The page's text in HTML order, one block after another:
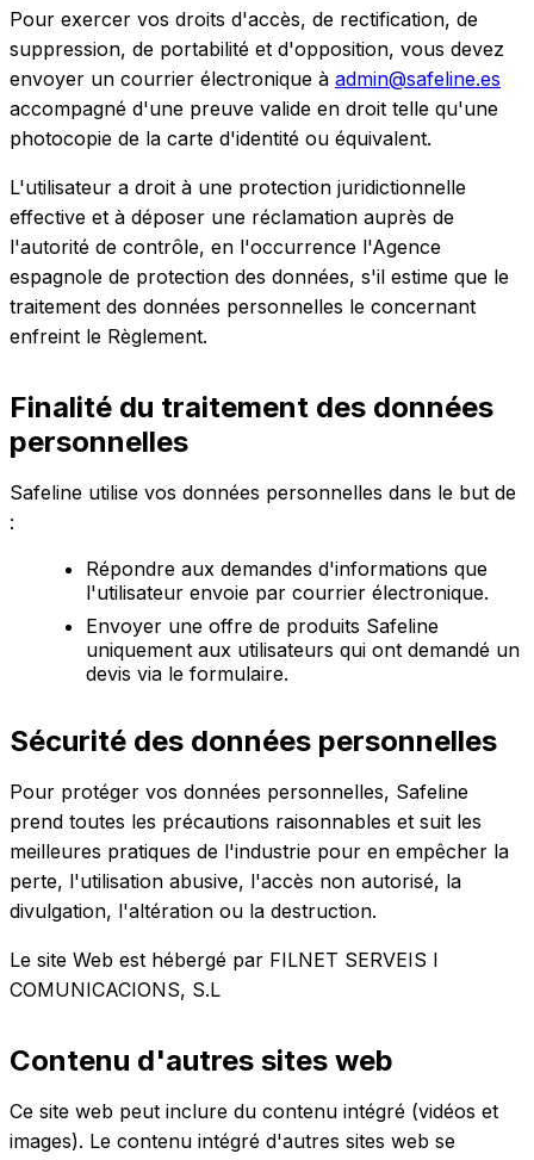
Pour exercer vos droits d'accès, de rectification, de
suppression, de portabilité et d'opposition, vous devez
envoyer un courrier électronique à admin@safeline.es
accompagné d'une preuve valide en droit telle qu'une
photocopie de la carte d'identité ou équivalent.
L'utilisateur a droit à une protection juridictionnelle
effective et à déposer une réclamation auprès de
l'autorité de contrôle, en l'occurrence l'Agence
espagnole de protection des données, s'il estime que le
traitement des données personnelles le concernant
enfreint le Règlement.
Finalité du traitement des données
personnelles
Safeline utilise vos données personnelles dans le but de
:
Répondre aux demandes d'informations que
l'utilisateur envoie par courrier électronique.
Envoyer une offre de produits Safeline
uniquement aux utilisateurs qui ont demandé un
devis via le formulaire.
Sécurité des données personnelles
Pour protéger vos données personnelles, Safeline
prend toutes les précautions raisonnables et suit les
meilleures pratiques de l'industrie pour en empêcher la
perte, l'utilisation abusive, l'accès non autorisé, la
divulgation, l'altération ou la destruction.
Le site Web est hébergé par FILNET SERVEIS I
COMUNICACIONS, S.L
Contenu d'autres sites web
Ce site web peut inclure du contenu intégré (vidéos et
images). Le contenu intégré d'autres sites web se